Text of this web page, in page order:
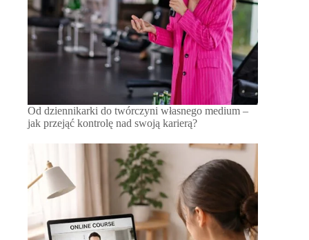
Od dziennikarki do twórczyni własnego medium –
jak przejąć kontrolę nad swoją karierą?